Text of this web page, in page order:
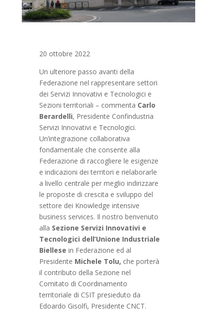
20 ottobre 2022
Un ulteriore passo avanti della
Federazione nel rappresentare settori
dei Servizi Innovativi e Tecnologici e
Sezioni territoriali – commenta Carlo
Berardelli, Presidente Confindustria
Servizi Innovativi e Tecnologici.
Un’integrazione collaborativa
fondamentale che consente alla
Federazione di raccogliere le esigenze
e indicazioni dei territori e rielaborarle
a livello centrale per meglio indirizzare
le proposte di crescita e sviluppo del
settore dei Knowledge intensive
business services. Il nostro benvenuto
alla Sezione Servizi Innovativi e
Tecnologici dell’Unione Industriale
Biellese in Federazione ed al
Presidente Michele Tolu, che porterà
il contributo della Sezione nel
Comitato di Coordinamento
territoriale di CSIT presieduto da
Edoardo Gisolfi, Presidente CNCT.